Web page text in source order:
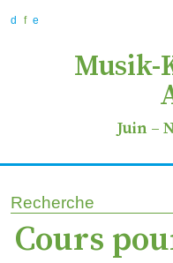
d f e
Musik-
Juin –
Recherche
Cours